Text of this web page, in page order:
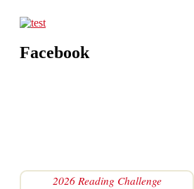
Facebook
2026 Reading Challenge